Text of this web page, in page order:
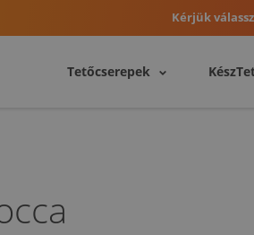
Kérjük
Tetőcserepek